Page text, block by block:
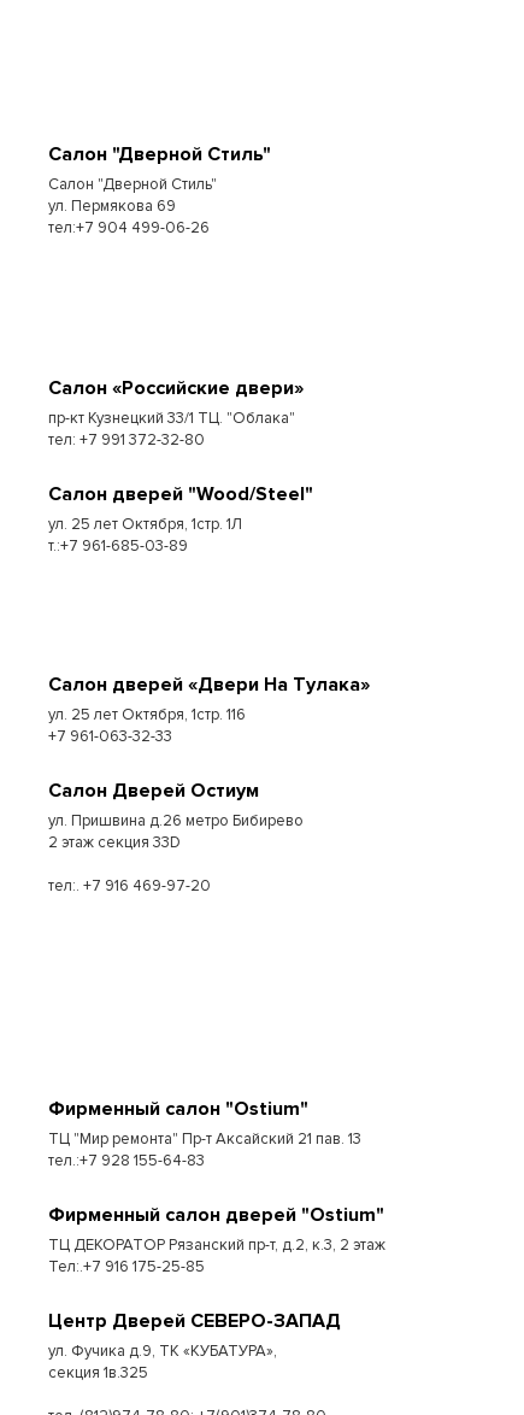
Салон "Дверной Стиль"
Салон "Дверной Стиль"
ул. Пермякова 69
тел:+7 904 499-06-26
Салон «Российские двери»
пр-кт Кузнецкий 33/1 ТЦ. "Облака"
тел: +7 991 372-32-80
Салон дверей "Wood/Steel"
ул. 25 лет Октября, 1стр. 1Л
т.:+7 961-685-03-89
Салон дверей «Двери На Тулака»
ул. 25 лет Октября, 1стр. 116
+7 961-063-32-33
Салон Дверей Остиум
ул. Пришвина д.26 метро Бибирево
2 этаж секция 33D
тел:. +7 916 469-97-20
Фирменный салон "Ostium"
ТЦ "Мир ремонта" Пр-т Аксайский 21 пав. 13
тел.:+7 928 155-64-83
Фирменный салон дверей "Ostium"
ТЦ ДЕКОРАТОР Рязанский пр-т, д.2, к.3, 2 этаж
Тел:.+7 916 175-25-85
Центр Дверей СЕВЕРО-ЗАПАД
ул. Фучика д.9, ТК «КУБАТУРА»,
секция 1в.325